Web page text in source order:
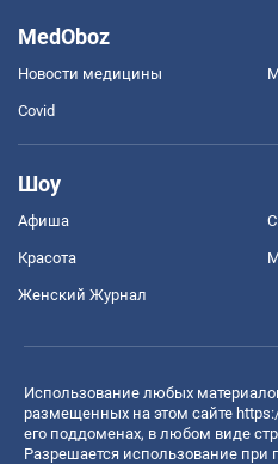
MedOboz
Новости медицины
Covid
Шоу
Афиша
Красота
Женский Журнал
Использование любых
размещенных на этом сайте
его поддоменах, в любом виде
Разрешается использование при